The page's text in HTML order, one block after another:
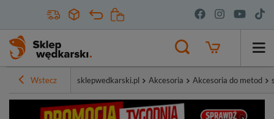
Wstecz sklepwedkarski.pl Akcesoria Akcesoria do metod